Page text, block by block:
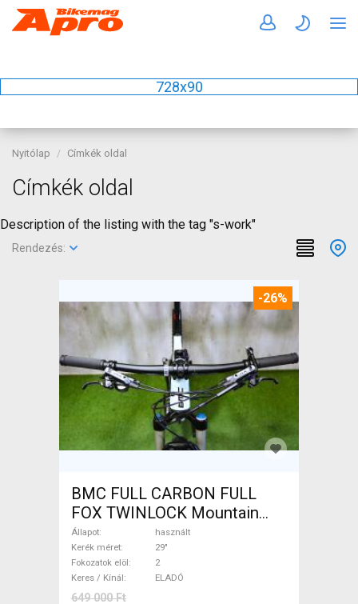
728x90
Nyitólap Címkék oldal
Címkék oldal
Description of the listing with the tag "s-work"
Rendezés:
-26%
BMC FULL CARBON FULL
FOX TWINLOCK Mountain
Bike 29" össztelós / fully
használt ELADÓ
Állapot
használt
Kerék méret
29"
Fokozatok elöl
2
Keres / Kínál
ELADÓ
649 000 Ft